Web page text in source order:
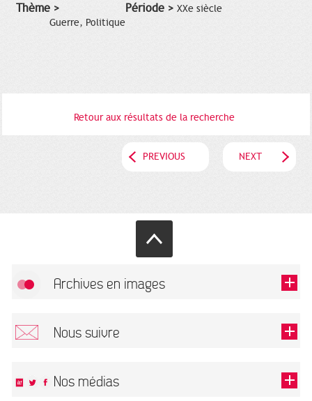
Thème >
Guerre, Politique
Période > XXe siècle
Retour aux résultats de la recherche
PREVIOUS NEXT
Archives en images
Nous suivre
Nos médias